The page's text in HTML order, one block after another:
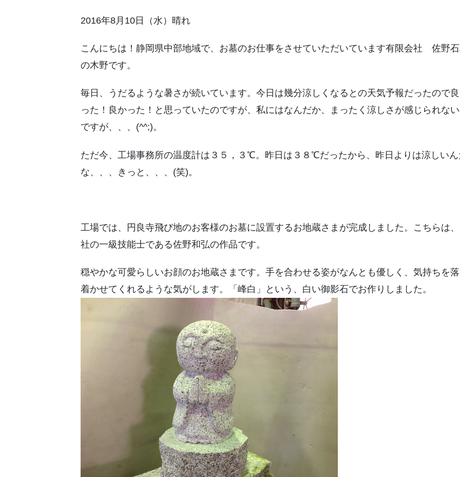
2016年8月10日（水）晴れ
こんにちは！静岡県中部地域で、お墓のお仕事をさせていただいています有限会社 佐野
の木野です。
毎日、うだるような暑さが続いています。今日は幾分涼しくなるとの天気予報だったので
った！良かった！と思っていたのですが、私にはなんだか、まったく涼しさが感じられな
ですが、、、(^^;)。
ただ今、工場事務所の温度計は３５，３℃。昨日は３８℃だったから、昨日よりは涼しい
な、、、きっと、、、(笑)。
工場では、円良寺飛び地のお客様のお墓に設置するお地蔵さまが完成しました。こちらは
社の一級技能士である佐野和弘の作品です。
穏やかな可愛らしいお顔のお地蔵さまです。手を合わせる姿がなんとも優しく、気持ちを
着かせてくれるような気がします。「峰白」という、白い御影石でお作りしました。